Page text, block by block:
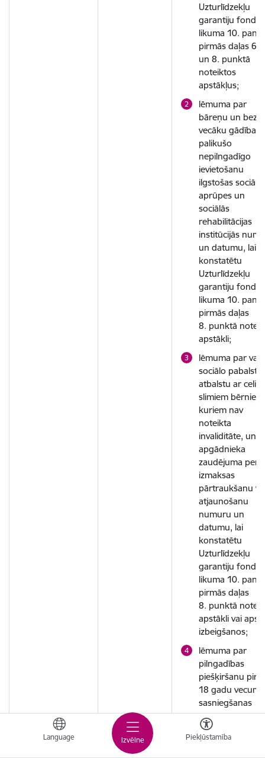
Izvēlne
Language Piekļūstamība
Uzturlīdzekļu
garantiju fonda
likuma 10. panta
pirmās daļas 6.,
un 8. punktā
noteiktos
apstākļus;
lēmuma par
bāreņu un bez
vecāku gādības
palikušo
nepilngadīgo
ievietošanu
ilgstošas
aprūpes un
sociālās
rehabilitācijas
institūcijās
un datumu, lai
konstatētu
Uzturlīdzekļu
garantiju fonda
likuma 10. panta
pirmās daļas
8. punktā
apstākli;
lēmuma par
sociālo pabalstu,
atbalstu ar
slimiem
kuriem nav
noteikta
invaliditāte, un
apgādnieka
zaudējuma
izmaksas
pārtraukšanu
atjaunošanu
numuru un
datumu, lai
konstatētu
Uzturlīdzekļu
garantiju fonda
likuma 10. panta
pirmās daļas
8. punktā
apstākli vai
izbeigšanos;
lēmuma par
pilngadības
piešķiršanu
18 gadu vecuma
sasniegšanas
numuru un
datumu, lai
konstatētu
Uzturlīdzekļu